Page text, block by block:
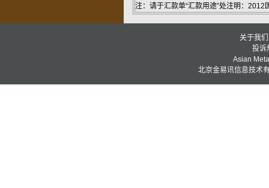
注：请于汇款单“汇款用途”处注明：2012
关于我们
投诉
Asian
北京金易讯信息技术